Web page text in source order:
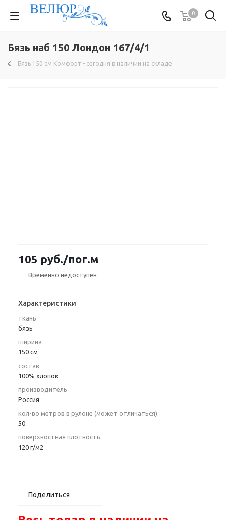
0
Бязь наб 150 Лондон 167/4/1
Бязь 150 см Комфорт - сегодня в наличии на складе
105 руб./пог.м
Временно недоступен
Характеристики
ткань
бязь
ширина
150 см
состав
100% хлопок
производитель
Россия
кол-во метров в рулоне (может отличаться)
50
поверхностная плотность
120 г/м2
Поделиться